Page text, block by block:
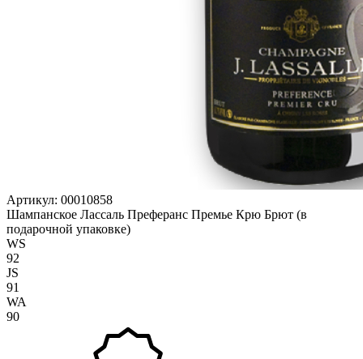
Артикул: 00010858
Шампанское Лассаль Преферанс Премье Крю Брют (в
подарочной упаковке)
WS
92
JS
91
WA
90